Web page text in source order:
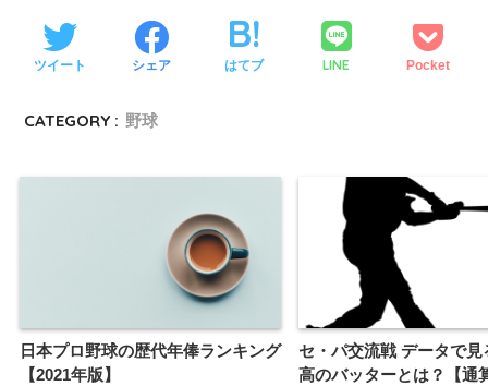
ツイート シェア はてブ LINE Pocket
CATEGORY : 野球
日本プロ野球の歴代年俸ランキング
【2021年版】
セ・パ交流戦 データで見
高のバッターとは？【通